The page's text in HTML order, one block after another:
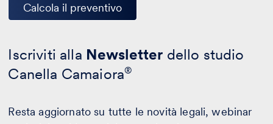
Calcola il preventivo
Iscriviti alla Newsletter dello studio
Canella Camaiora®
Resta aggiornato su tutte le novità legali, webinar